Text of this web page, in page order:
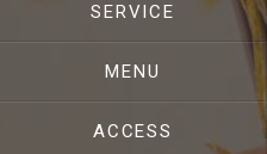
SERVICE
MENU
ACCESS